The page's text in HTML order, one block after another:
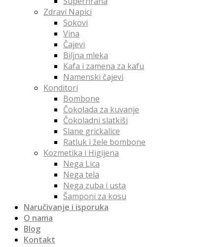
Zdravi Napici
Sokovi
Vina
Čajevi
Biljna mleka
Kafa i zamena za kafu
Namenski čajevi
Konditori
Bombone
Čokolada za kuvanje
Čokoladni slatkiši
Slane grickalice
Ratluk i žele bombone
Kozmetika i Higijena
Nega Lica
Nega tela
Nega zuba i usta
Šamponi za kosu
Naručivanje i isporuka
O nama
Blog
Kontakt